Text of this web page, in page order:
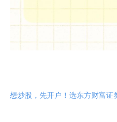
想炒股，先开户！选东方财富